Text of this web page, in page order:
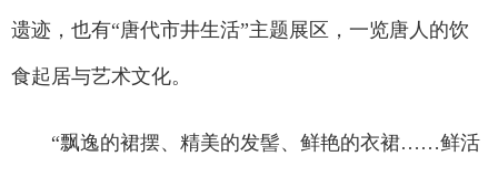
遗迹，也有“唐代市井生活”主题展区，一览唐人的饮
食起居与艺术文化。
“飘逸的裙摆、精美的发髻、鲜艳的衣裙……鲜活